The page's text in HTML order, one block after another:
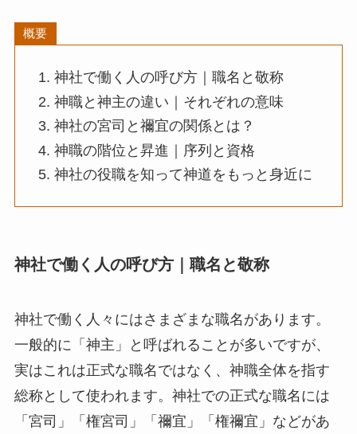
概要
神社で働く人の呼び方｜職名と敬称
神職と神主の違い｜それぞれの意味
神社の宮司と禰宜の関係とは？
神職の階位と昇進｜序列と資格
神社の役職を知って神道をもっと身近に
神社で働く人の呼び方｜職名と敬称
神社で働く人々にはさまざまな職名があります。
一般的に「神主」と呼ばれることが多いですが、
実はこれは正式な職名ではなく、神職全体を指す
総称として使われます。神社での正式な職名には
「宮司」「権宮司」「禰宜」「権禰宜」などがあ